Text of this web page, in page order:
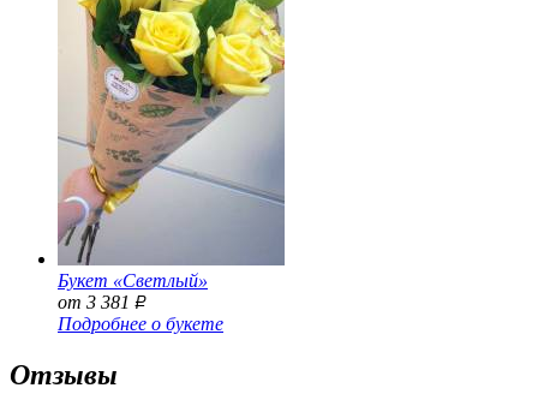
Букет «Светлый»
от 3 381
Р
Подробнее о букете
Отзывы